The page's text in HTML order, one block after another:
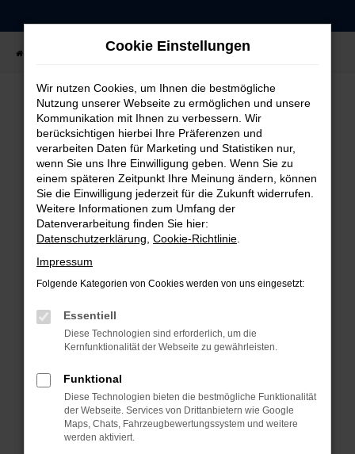
Zum
springen
Fahrzeugangebote Fahrzeug-Showroom
FEHLER: NETWORK ERROR
Beim Laden ist ein Fehler aufgetreten.
Hier sind ein paar Tipps, die dir helfen können:
Überprüfe deine Firewall und deine
Internetverbindung.
Suchmaschine?
Manche Erweiterungen, wie Werbeblocker,
können das Laden bestimmter Seiten
verhindern. Funktioniert die Seite in einem
Fenster?
Starte dein Gerät neu.
Das kann manchmal helfen, vorübergehende
Probleme zu beheben.
Cookie Einstellungen
Wir nutzen Cookies, um Ihnen die bestmögliche
Nutzung unserer Webseite zu ermöglichen und unsere
Kommunikation mit Ihnen zu verbessern. Wir
berücksichtigen hierbei Ihre Präferenzen und
verarbeiten Daten für Marketing und Statistiken nur,
wenn Sie uns Ihre Einwilligung geben. Wenn Sie zu
einem späteren Zeitpunkt Ihre Meinung ändern, können
Sie die Einwilligung jederzeit für die Zukunft widerrufen.
Weitere Informationen zum Umfang der
Datenverarbeitung finden Sie hier:
Datenschutzerklärung Cookie-Richtlinie
Impressum
Folgende Kategorien von Cookies werden von uns eingesetzt:
Essentiell
Diese Technologien sind erforderlich, um die
Kernfunktionalität der Webseite zu gewährleisten.
Funktional
Diese Technologien bieten die bestmögliche Funktionalität
der Webseite. Services von Drittanbietern wie Google
Maps, Chats, Fahrzeugbewertungssystem und weitere
werden aktiviert.